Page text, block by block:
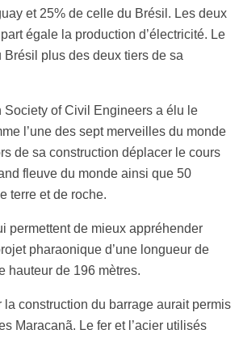
et 25% de celle du Brésil. Les deux
égale la production d’électricité. Le
Brésil plus des deux tiers de sa
Society of Civil Engineers a élu le
l’une des sept merveilles du monde
de sa construction déplacer le cours
fleuve du monde ainsi que 50
terre et de roche.
permettent de mieux appréhender
pharaonique d’une longueur de
hauteur de 196 mètres.
la construction du barrage aurait permis
Maracanã. Le fer et l’acier utilisés